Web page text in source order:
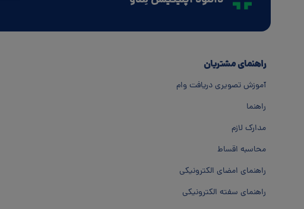
راهنمای مشتریان
آموزش تصویری دریافت وام
راهنما
مدارک لازم
محاسبه اقساط
راهنمای امضای الکترونیکی
راهنمای سفته الکترونیکی